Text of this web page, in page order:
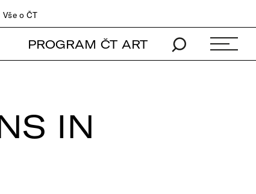
Vše o ČT
PROGRAM ČT ART
IN